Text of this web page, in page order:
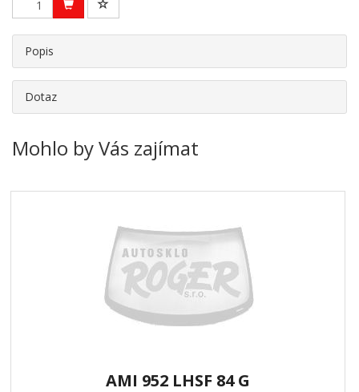
Popis
Dotaz
Mohlo by Vás zajímat
AMI 952 LHSF 84 G